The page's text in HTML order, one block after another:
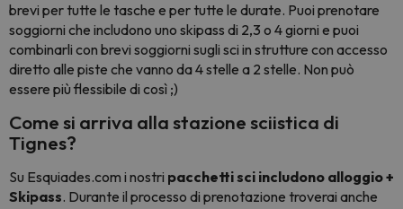
brevi per tutte le tasche e per tutte le durate. Puoi prenotare
soggiorni che includono uno skipass di 2,3 o 4 giorni e puoi
combinarli con brevi soggiorni sugli sci in strutture con accesso
diretto alle piste che vanno da 4 stelle a 2 stelle. Non può
essere più flessibile di così ;)
Come si arriva alla stazione sciistica di
Tignes?
Su Esquiades.com i nostri pacchetti sci includono alloggio +
Skipass. Durante il processo di prenotazione troverai anche